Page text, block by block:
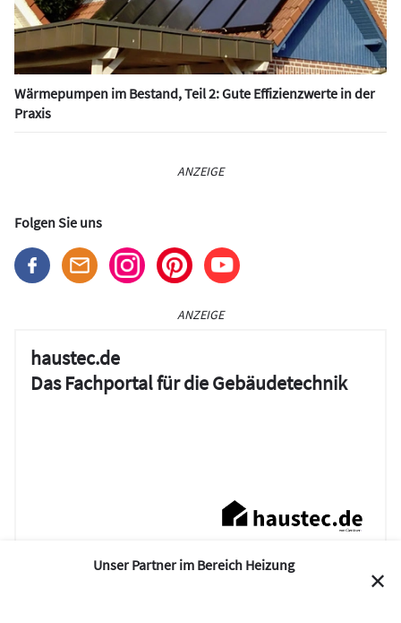
Wärmepumpen im Bestand, Teil 2: Gute Effizienzwerte in der
Praxis
ANZEIGE
Folgen Sie uns
ANZEIGE
haustec.de
Das Fachportal für die Gebäudetechnik
Unser Partner im Bereich Heizung
✕